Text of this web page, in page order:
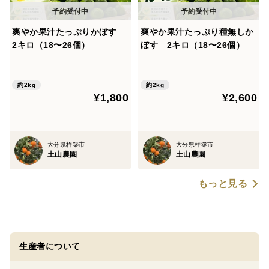
爽やか果汁たっぷりかぼす
2キロ（18〜26個）
約2kg
¥1,800
大分県杵築市
土山農園
爽やか果汁たっぷり種無しか
ぼす 2キロ（18〜26個）
約2kg
¥2,600
大分県杵築市
土山農園
もっと見る
生産者について